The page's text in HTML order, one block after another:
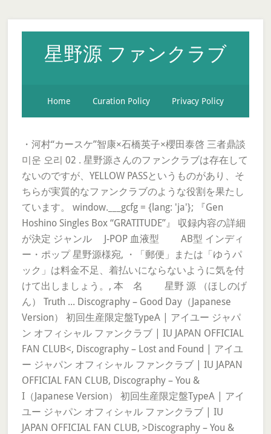
星野源 ファンクラブ
Home Curation Policy Privacy Policy
・河村“カースケ”智康×石橋英子×櫻田泰啓 三者鼎談
미운 오리 02 . 星野源さんのファンクラブは存在して
ないのですが、YELLOW PASSというものがあり、そ
ちらが実質的なファンクラブのような役割を果たし
ています。 window.___gcfg = {lang: 'ja'}; 『Gen
Hoshino Singles Box “GRATITUDE”』 収録内容の詳細
が決定 ジャンル J-POP 血液型 AB型 インディ
ー・ポップ 星野源様宛, ・「郵便」または「ゆうパ
ック」は料金不足、着払いにならないように気を付
けて出しましょう。, 本 名 星野 源 （ほしのげ
ん） Truth ... Discography – Good Day（Japanese
Version） 初回生産限定盤TypeA | アイユー ジャパ
ン オフィシャル ファンクラブ | IU JAPAN OFFICIAL
FAN CLUB<, Discography – Lost and Found | アイユ
ー ジャパン オフィシャル ファンクラブ | IU JAPAN
OFFICIAL FAN CLUB, Discography – You &
I（Japanese Version） 初回生産限定盤TypeA | アイ
ユー ジャパン オフィシャル ファンクラブ | IU
JAPAN OFFICIAL FAN CLUB, >Discography – You &